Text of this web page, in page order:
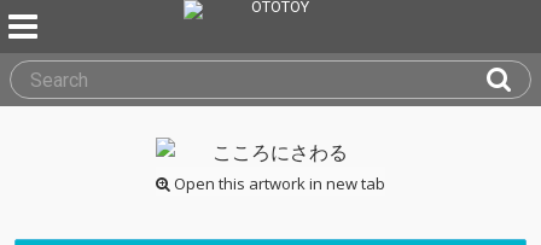
Open this artwork in new tab